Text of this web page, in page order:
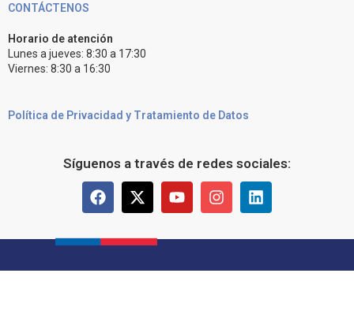
CONTÁCTENOS
Horario de atención
Lunes a jueves: 8:30 a 17:30
Viernes: 8:30 a 16:30
Política de Privacidad y Tratamiento de Datos
Síguenos a través de redes sociales: